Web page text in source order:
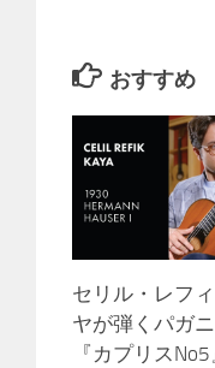
おすすめ
セリル・レフ
ヤが弾くパガ
『カプリス